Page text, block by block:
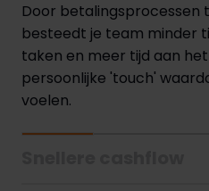
Door betalingsprocessen
besteedt je team minder
taken en meer tijd aan
persoonlijke 'touch'
voelen.